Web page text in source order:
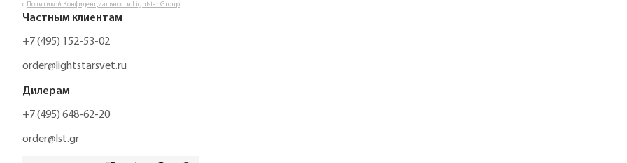
с Политикой Конфиденциальности Lightstar Group
Частным клиентам
+7 (495) 152-53-02
order@lightstarsvet.ru
Дилерам
+7 (495) 648-62-20
order@lst.gr